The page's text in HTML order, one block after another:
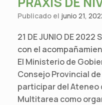
Publicado el junio 21,
21 DE JUNIO DE
con el
El Ministerio de
Consejo Provincial
participar del Ateneo
Multitarea como